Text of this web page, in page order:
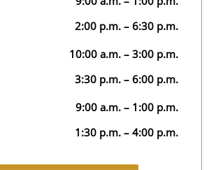
2:00 p.m. – 6:30 p.m.
10:00 a.m. – 3:00 p.m.
3:30 p.m. – 6:00 p.m.
9:00 a.m. – 1:00 p.m.
1:30 p.m. – 4:00 p.m.